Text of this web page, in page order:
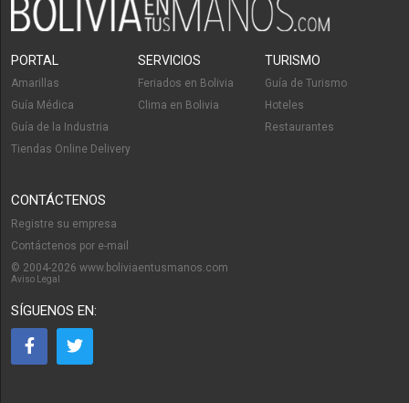
PORTAL
Amarillas
Guía Médica
Guía de la Industria
Tiendas Online Delivery
SERVICIOS
Feriados en Bolivia
Clima en Bolivia
TURISMO
Guía de Turismo
Hoteles
Restaurantes
CONTÁCTENOS
Registre su empresa
Contáctenos por e-mail
© 2004-2026 www.boliviaentusmanos.com
Aviso Legal
SÍGUENOS EN: